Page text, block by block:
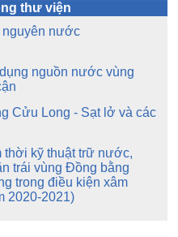
thư viện
nguyên nước
nguồn nước vùng
Cửu Long - Sạt lở và các
thời kỹ thuật trữ nước,
trái vùng Đồng bằng
trong điều kiện xâm
2020-2021)